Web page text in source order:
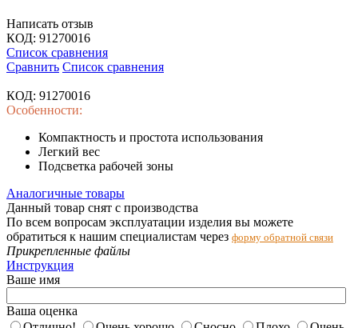
Написать отзыв
КОД: 91270016
Список сравнения
Сравнить Список сравнения
КОД: 91270016
Особенности:
Компактность и простота использования
Легкий вес
Подсветка рабочей зоны
Аналогичные товары
Данный товар снят с производства
По всем вопросам эксплуатации изделия вы можете
обратиться к нашим специалистам через форму обратной связи
Прикрепленные файлы
Инструкция
Ваше имя
Ваша оценка